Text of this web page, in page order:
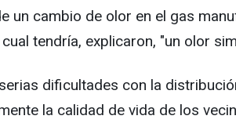
un cambio de olor en el gas
tendría, explicaron, "un olor
dificultades con la
la calidad de vida de los